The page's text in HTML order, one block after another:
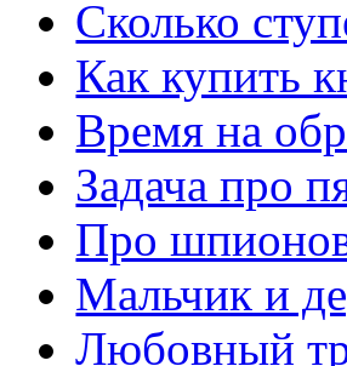
Сколько
Как купить
Время на
Задача про
Про
Мальчик и
Любовный